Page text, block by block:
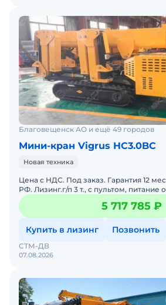
Благовещенск АО и ещё 49 городов
Мини-кран Vigrus HC3.0BC
Новая техника
Цена с НДС. Под заказ. Гарантия 12
РФ. Лизинг.г/п 3 т., с пультом, питание
А).Масса:2 400 кгВремя выдвижения
5 717 785 ₽
Купить в лизинг Позвонить
07.08.2026
СТМ-ДВ